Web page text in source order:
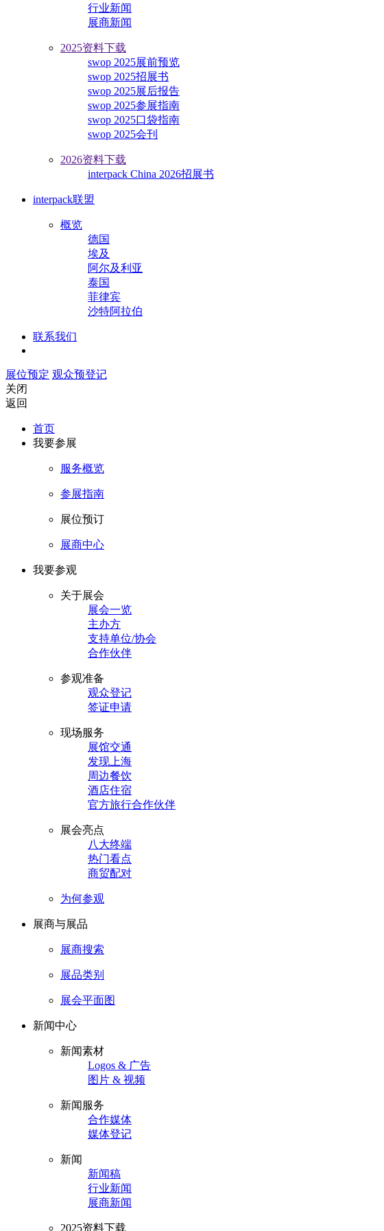
行业新闻
展商新闻
2025资料下载
swop 2025展前预览
swop 2025招展书
swop 2025展后报告
swop 2025参展指南
swop 2025口袋指南
swop 2025会刊
2026资料下载
interpack China 2026招展书
interpack联盟
概览
德国
埃及
阿尔及利亚
泰国
菲律宾
沙特阿拉伯
联系我们
展位预定 观众预登记
关闭
返回
首页
我要参展
服务概览
参展指南
展位预订
展商中心
我要参观
关于展会
展会一览
主办方
支持单位/协会
合作伙伴
参观准备
观众登记
签证申请
现场服务
展馆交通
发现上海
周边餐饮
酒店住宿
官方旅行合作伙伴
展会亮点
八大终端
热门看点
商贸配对
为何参观
展商与展品
展商搜索
展品类别
展会平面图
新闻中心
新闻素材
Logos & 广告
图片 & 视频
新闻服务
合作媒体
媒体登记
新闻
新闻稿
行业新闻
展商新闻
2025资料下载